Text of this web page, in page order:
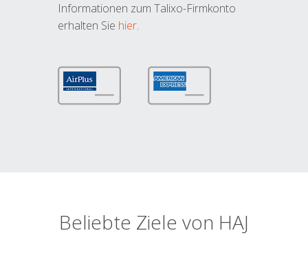
Informationen zum Talixo-Firmkonto
erhalten Sie hier.
Beliebte Ziele von HAJ